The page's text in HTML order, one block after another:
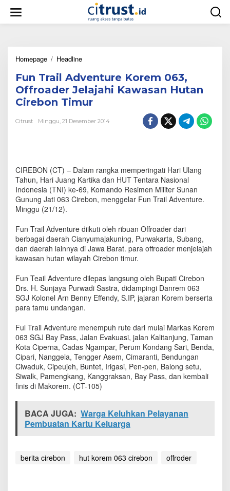
w
Homepage / Headline
n
T
r
a
l
n
t
u
r
o
r
e
m
0
3
,
O
f
r
o
a
d
e
r
J
e
a
j
a
K
Fun Trail Adventure Korem 063,
Offroader Jelajahi Kawasan Hutan
Cirebon Timur
Citrust Minggu, 21 Desember 2014
CIREBON (CT) – Dalam rangka memperingati Hari Ulang
Tahun, Hari Juang Kartika dan HUT Tentara Nasional
Indonesia (TNI) ke-69, Komando Resimen Militer Sunan
Gunung Jati 063 Cirebon, menggelar Fun Trail Adventure.
Minggu (21/12).
Fun Trail Adventure diikuti oleh ribuan Offroader dari
berbagai daerah Cianyumajakuning, Purwakarta, Subang,
dan daerah lainnya di Jawa Barat. para offroader menjelajah
kawasan hutan wilayah Cirebon timur.
Fun Teail Adventure dilepas langsung oleh Bupati Cirebon
Drs. H. Sunjaya Purwadi Sastra, didampingi Danrem 063
SGJ Kolonel Arn Benny Effendy, S.IP, jajaran Korem berserta
para tamu undangan.
Ful Trail Adventure menempuh rute dari mulai Markas Korem
063 SGJ Bay Pass, Jalan Evakuasi, jalan Kalitanjung, Taman
Kota Ciperna, Cadas Ngampar, Perum Kondang Sari, Benda,
Cipari, Nanggela, Tengger Asem, Cimaranti, Bendungan
Ciwaduk, Cipeujeh, Buntet, Irigasi, Pen-pen, Balong setu,
Siwalk, Pamengkang, Kanggraksan, Bay Pass, dan kembali
finis di Makorem. (CT-105)
BACA JUGA: Warga Keluhkan Pelayanan
Pembuatan Kartu Keluarga
berita cirebon hut korem 063 cirebon offroder